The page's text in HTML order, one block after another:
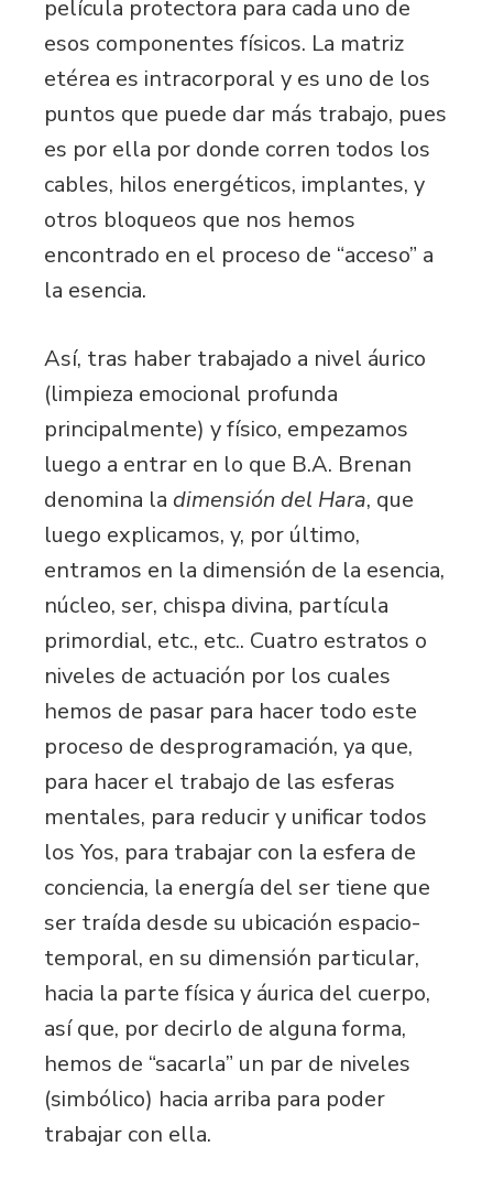
película protectora para cada uno de
esos componentes físicos. La matriz
etérea es intracorporal y es uno de los
puntos que puede dar más trabajo, pues
es por ella por donde corren todos los
cables, hilos energéticos, implantes, y
otros bloqueos que nos hemos
encontrado en el proceso de “acceso” a
la esencia.
Así, tras haber trabajado a nivel áurico
(limpieza emocional profunda
principalmente) y físico, empezamos
luego a entrar en lo que B.A. Brenan
denomina la dimensión del Hara, que
luego explicamos, y, por último,
entramos en la dimensión de la esencia,
núcleo, ser, chispa divina, partícula
primordial, etc., etc.. Cuatro estratos o
niveles de actuación por los cuales
hemos de pasar para hacer todo este
proceso de desprogramación, ya que,
para hacer el trabajo de las esferas
mentales, para reducir y unificar todos
los Yos, para trabajar con la esfera de
conciencia, la energía del ser tiene que
ser traída desde su ubicación espacio-
temporal, en su dimensión particular,
hacia la parte física y áurica del cuerpo,
así que, por decirlo de alguna forma,
hemos de “sacarla” un par de niveles
(simbólico) hacia arriba para poder
trabajar con ella.